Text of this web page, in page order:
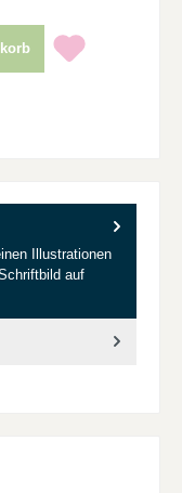
benutze die Schaltflächen
Illustrationen
auf